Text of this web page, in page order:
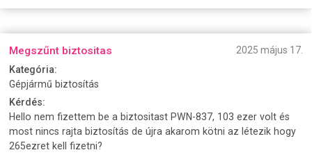
Megszűnt biztositas
2025 május 17.
Kategória:
Gépjármű biztosítás
Kérdés:
Hello nem fizettem be a biztositast PWN-837, 103 ezer volt és
most nincs rajta biztosítás de újra akarom kötni az létezik hogy
265ezret kell fizetni?